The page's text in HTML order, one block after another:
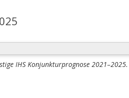
IHS Konjunkturprognose 2021–2025.